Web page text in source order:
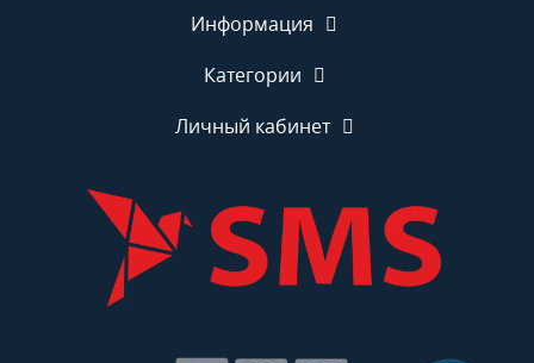
Информация
Категории
Личный кабинет